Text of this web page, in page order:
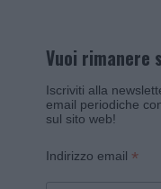
Vuoi rimanere
Iscriviti alla
email periodiche
sul sito web!
Indirizzo email *